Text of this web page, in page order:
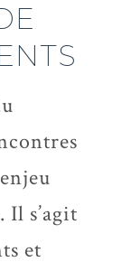
s’agit
et